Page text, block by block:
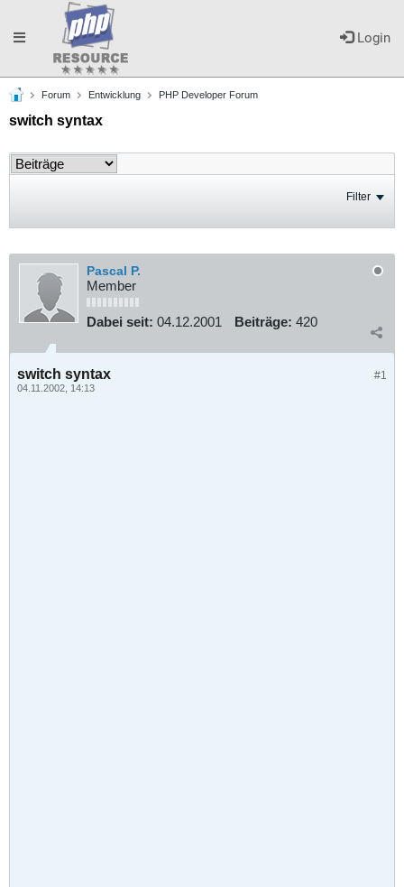
Login
Toggle
navigation
Forum Entwicklung PHP Developer Forum
switch syntax
Filter
Pascal P.
Member
Dabei seit: 04.12.2001 Beiträge: 420
#1
switch syntax
04.11.2002, 14:13